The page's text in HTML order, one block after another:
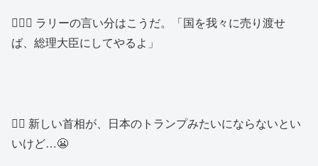
🙍🏽‍♂️ ラリーの言い分はこうだ。「国を我々に売り渡せ
ば、総理大臣にしてやるよ」
👱‍♀️ 新しい首相が、日本のトランプみたいにならないとい
いけど…😬